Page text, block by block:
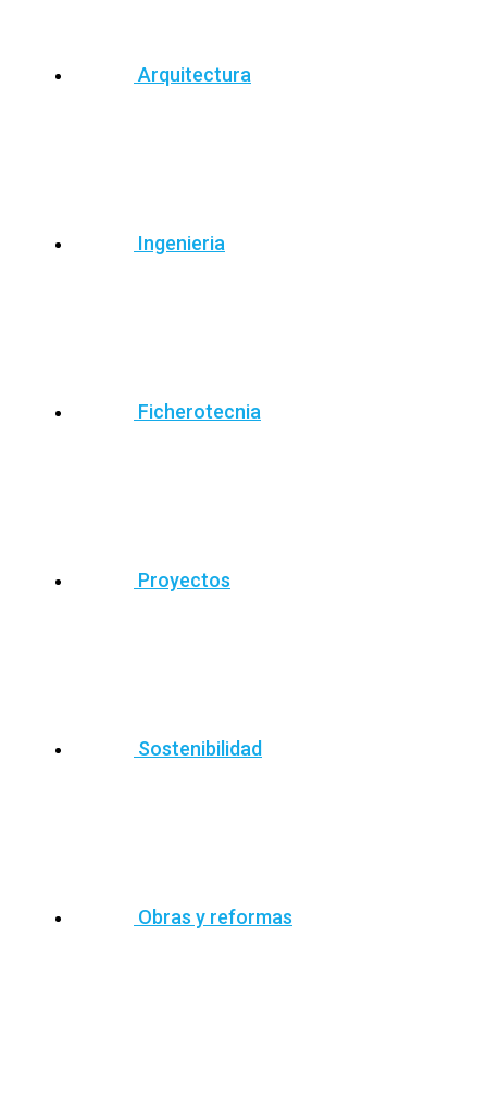
Arquitectura
Ingenieria
Ficherotecnia
Proyectos
Sostenibilidad
Obras y reformas